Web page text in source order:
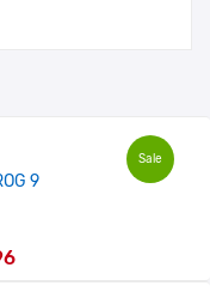
Sale
9